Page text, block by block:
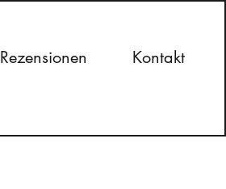
Rezensionen Kontakt